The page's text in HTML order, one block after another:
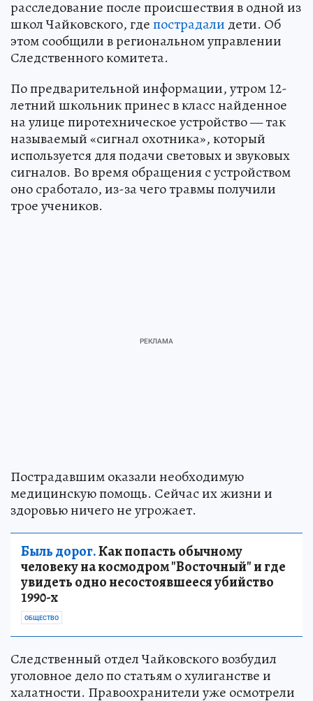
расследование после происшествия в одной из
школ Чайковского, гдепострадали дети. Об
этом сообщили в региональном управлении
Следственного комитета.
По предварительной информации, утром 12-
летний школьник принес в класс найденное
на улице пиротехническое устройство — так
называемый «сигнал охотника», который
используется для подачи световых и звуковых
сигналов. Во время обращения с устройством
оно сработало, из-за чего травмы получили
трое учеников.
Пострадавшим оказали необходимую
медицинскую помощь. Сейчас их жизни и
здоровью ничего не угрожает.
Быль дорог.Как попасть обычному
человеку на космодром "Восточный" и где
увидеть одно несостоявшееся убийство
1990-х
ОБЩЕСТВО
Следственный отдел Чайковского возбудил
уголовное дело по статьям о хулиганстве и
халатности. Правоохранители уже осмотрели